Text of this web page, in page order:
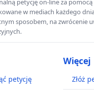
petycję on-line za
w mediach każdego
sposobem, na zwrócenie
petycję
Więcej
Złóż